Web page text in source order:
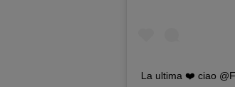
‪La ultima ❤️ ciao